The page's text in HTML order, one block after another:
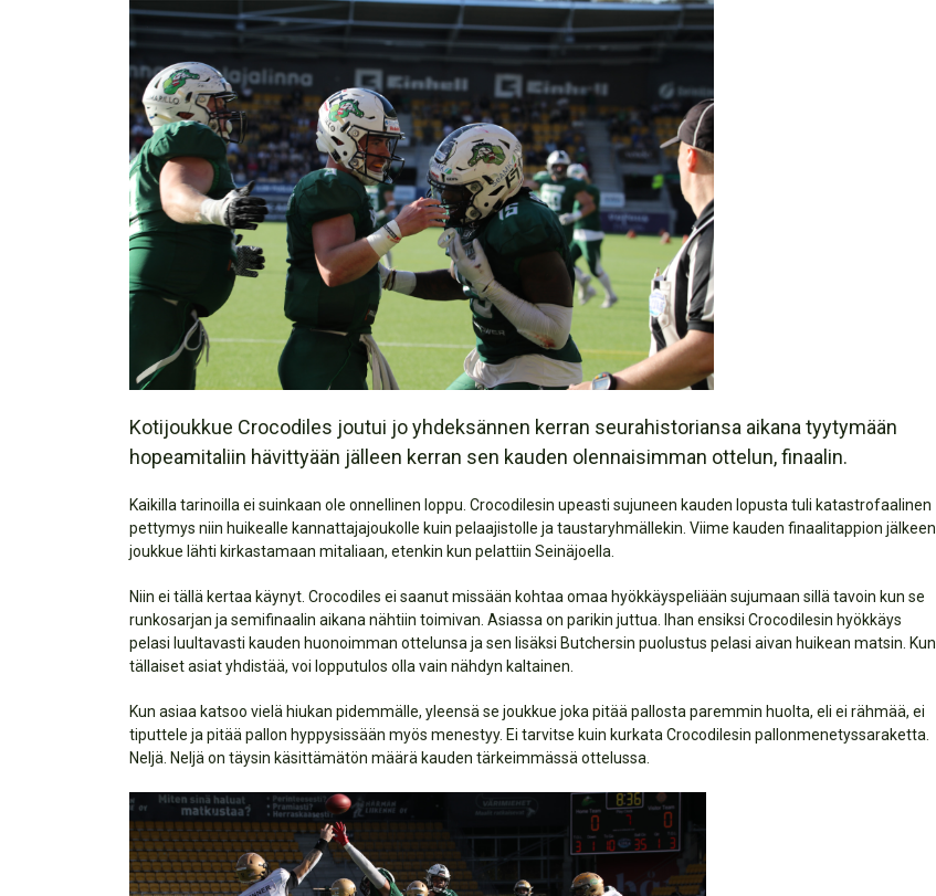
Kotijoukkue Crocodiles joutui jo yhdeksännen kerran seurahistoriansa aikana tyytymään
hopeamitaliin hävittyään jälleen kerran sen kauden olennaisimman ottelun, finaalin.
Kaikilla tarinoilla ei suinkaan ole onnellinen loppu. Crocodilesin upeasti sujuneen kauden lopusta tuli katastrofaalinen
pettymys niin huikealle kannattajajoukolle kuin pelaajistolle ja taustaryhmällekin. Viime kauden finaalitappion jälkeen
joukkue lähti kirkastamaan mitaliaan, etenkin kun pelattiin Seinäjoella.
Niin ei tällä kertaa käynyt. Crocodiles ei saanut missään kohtaa omaa hyökkäyspeliään sujumaan sillä tavoin kun se
runkosarjan ja semifinaalin aikana nähtiin toimivan. Asiassa on parikin juttua. Ihan ensiksi Crocodilesin hyökkäys
pelasi luultavasti kauden huonoimman ottelunsa ja sen lisäksi Butchersin puolustus pelasi aivan huikean matsin. Kun
tällaiset asiat yhdistää, voi lopputulos olla vain nähdyn kaltainen.
Kun asiaa katsoo vielä hiukan pidemmälle, yleensä se joukkue joka pitää pallosta paremmin huolta, eli ei rähmää, ei
tiputtele ja pitää pallon hyppysissään myös menestyy. Ei tarvitse kuin kurkata Crocodilesin pallonmenetyssaraketta.
Neljä. Neljä on täysin käsittämätön määrä kauden tärkeimmässä ottelussa.